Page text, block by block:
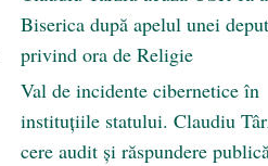
Biserica după apelul unei
privind ora de Religie
Val de incidente cibernetice în
instituțiile statului. Claudiu
cere audit și răspundere